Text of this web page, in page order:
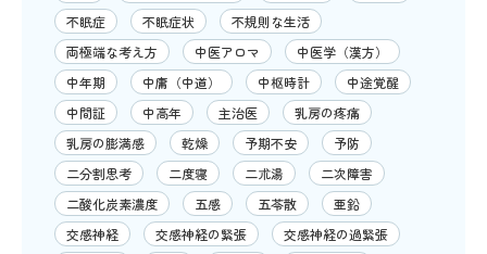
不眠症
不眠症状
不規則な生活
両極端な考え方
中医アロマ
中医学（漢方）
中年期
中庸（中道） 中枢時計
中途覚醒
中間証
中高年 主治医
乳房の疼痛
乳房の膨満感
乾燥 予期不安
予防
二分割思考
二度寝 二朮湯
二次障害
二酸化炭素濃度
五感 五苓散
亜鉛
交感神経
交感神経の緊張
交感神経の過緊張